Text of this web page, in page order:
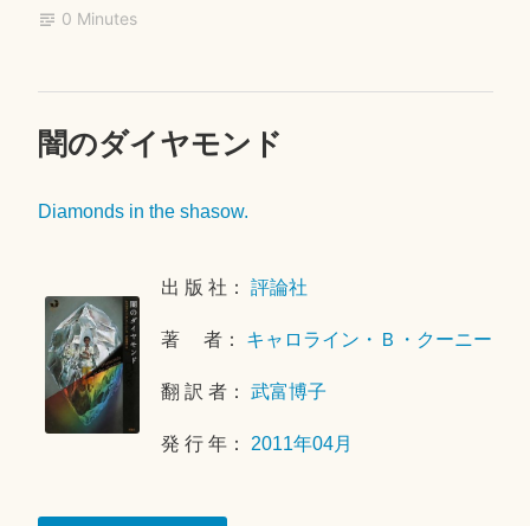
0 Minutes
闇のダイヤモンド
Diamonds in the shasow.
出 版 社：評論社
著 者： キャロライン・Ｂ・クーニー
翻 訳 者：武富博子
発 行 年： 2011年04月
2
8
月
日